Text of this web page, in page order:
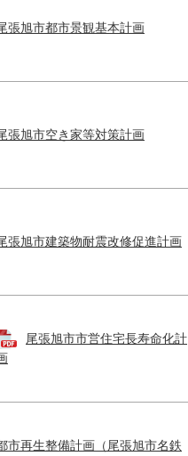
張旭市都市景観基本計画
張旭市空き家等対策計画
張旭市建築物耐震改修促進計画
尾張旭市市営住宅長寿命化計
市再生整備計画（尾張旭市名鉄